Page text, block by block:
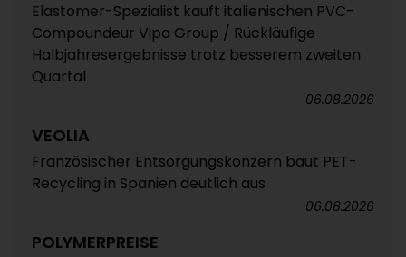
Elastomer-Spezialist kauft italienischen PVC-
Compoundeur Vipa Group / Rückläufige
Halbjahresergebnisse trotz besserem zweiten
Quartal
06.08.2026
VEOLIA
Französischer Entsorgungskonzern baut PET-
Recycling in Spanien deutlich aus
06.08.2026
POLYMERPREISE